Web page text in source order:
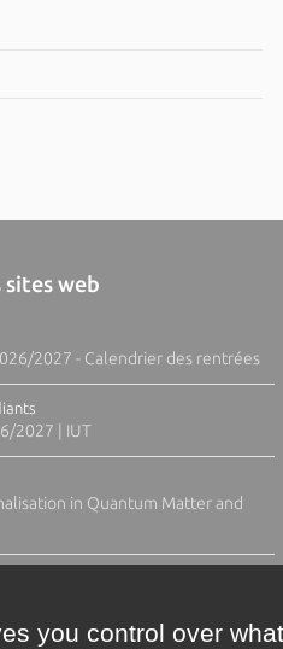
sites web
2027 - Calendrier des rentrées
2027 | IUT
in Quantum Matter and
you control over